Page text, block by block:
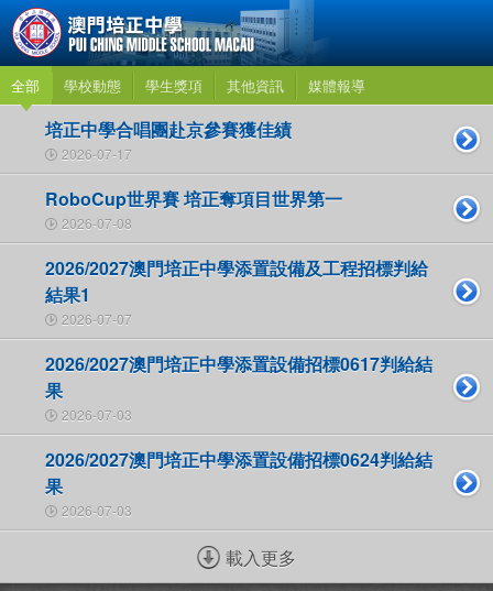
全部 學校動態 學生獎項 其他資訊 媒體報導
培正中學合唱團赴京參賽獲佳績
2026-07-17
RoboCup世界賽 培正奪項目世界第一
2026-07-08
2026/2027澳門培正中學添置設備及工程招標判給
結果1
2026-07-07
2026/2027澳門培正中學添置設備招標0617判給結
果
2026-07-03
2026/2027澳門培正中學添置設備招標0624判給結
果
2026-07-03
載入更多